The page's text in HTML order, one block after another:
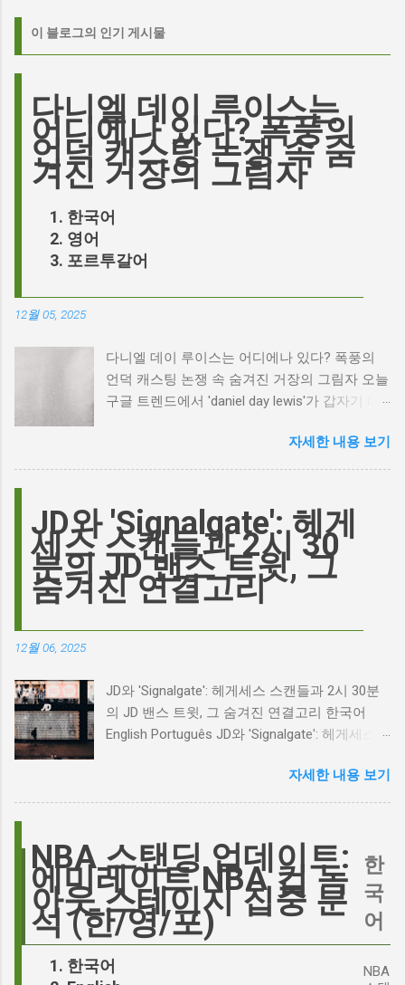
이 블로그의 인기 게시물
다니엘 데이 루이스는
어디에나 있다? 폭풍의
언덕 캐스팅 논쟁 속 숨
겨진 거장의 그림자
한국어
영어
포르투갈어
12월 05, 2025
다니엘 데이 루이스는 어디에나 있다? 폭풍의
언덕 캐스팅 논쟁 속 숨겨진 거장의 그림자 오늘
구글 트렌드에서 'daniel day lewis'가 갑자기 떠
이름이 왜 다시 사람들의 입에 오르내리는 걸까
요? 표면적으로는 마고 로비가 제작하고 주연을
이 그 시작입니다. 하지만 그 이면에는 '연기'라
는 예술에 대한 깊은 갈망과, 완벽주의를 향한
끊임없는 열망이 숨겨져 있습니다. Photo by
Plufow Le Studio on Unsplash 폭풍의 언덕, 그
리고 캐스팅 논쟁의 불씨 최근 몇 주 동안 영화
하는 동시에 우려를 표했습니다. 일부에서는 엘
로디의 이미지가 원작 속 히스클리프와는 다소
거리가 있다는 의견을 제시하며 캐스팅에 대한
한 비판에 대해 "기다려 보세요. 믿으세요. 분명
의 이미지가 원작과 부합하는지 여부를 넘어, 우
리가 '히스클리프'라는 인물에게 기대하는 바가
무엇인지, 그리고 배우가 그 기대를 어떻게 충족
시킬 수 있는지에 대한 근본적인 질문을 던집니
다. 다니엘 데이 루이스, '진정성'의 대명사 이 지
점에서 다니엘 데이 루이스의 이름이 등장하는
자세한 내용 보기
JD와 'Signalgate': 헤게
세스 스캔들과 2시 30
분의 JD 밴스 트윗, 그
숨겨진 연결고리
12월 06, 2025
JD와 'Signalgate': 헤게세스 스캔들과 2시 30분
의 JD 밴스 트윗, 그 숨겨진 연결고리 한국어
English Português JD와 'Signalgate': 헤게세스
연결고리 오늘의 구글 트렌드 인기 검색어 'jd'는
단순히 두 글자의 약자가 아닙니다. 최근 미국
'Signalgate' 스캔들과 깊숙이 연결되어 있습니
다. 폭스뉴스 진행자 피트 헤게세스(Pete
Hegseth)를 중심으로 벌어진 이 스캔들은 예상
치 못한 인물, JD 밴스(JD Vance)의 이름까지 소
환하며 파장을 일으키고 있습니다. 왜 'jd'가 갑자
들이 어떻게 얽혀있는 것일까요? 최대100%세일
자세한 내용 보기
NBA 스탠딩 업데이트:
에미레이트 NBA 컵 녹
아웃 스테이지 집중 분
석 (한/영/포)
한국어
한
국
어
NBA